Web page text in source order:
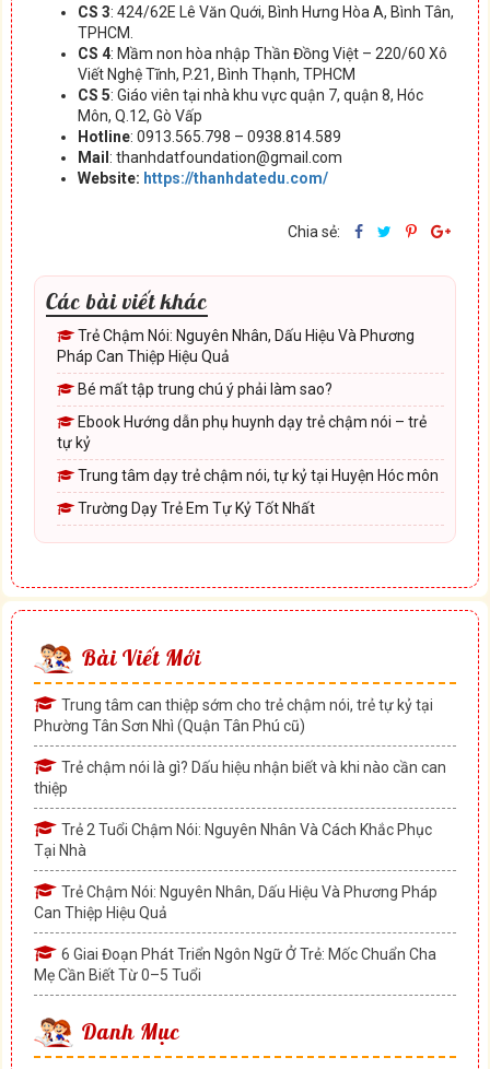
Bài Viết Mới
Trung tâm can thiệp sớm cho trẻ chậm nói, trẻ tự kỷ tại
Phường Tân Sơn Nhì (Quận Tân Phú cũ)
Trẻ chậm nói là gì? Dấu hiệu nhận biết và khi nào cần can
thiệp
Trẻ 2 Tuổi Chậm Nói: Nguyên Nhân Và Cách Khắc Phục
Tại Nhà
Trẻ Chậm Nói: Nguyên Nhân, Dấu Hiệu Và Phương Pháp
Can Thiệp Hiệu Quả
6 Giai Đoạn Phát Triển Ngôn Ngữ Ở Trẻ: Mốc Chuẩn Cha
Mẹ Cần Biết Từ 0–5 Tuổi
Danh Mục
CS 3: 424/62E Lê Văn Quới, Bình Hưng Hòa A, Bình Tân,
TPHCM.
CS 4: Mầm non hòa nhập Thần Đồng Việt – 220/60 Xô
Viết Nghệ Tĩnh, P.21, Bình Thạnh, TPHCM
CS 5: Giáo viên tại nhà khu vực quận 7, quận 8, Hóc
Môn, Q.12, Gò Vấp
Hotline: 0913.565.798 – 0938.814.589
Mail : thanhdatfoundation@gmail.com
Website: https://thanhdatedu.com/
Chia sẻ:
Các bài viết khác
Trẻ Chậm Nói: Nguyên Nhân, Dấu Hiệu Và Phương
Pháp Can Thiệp Hiệu Quả
Bé mất tập trung chú ý phải làm sao?
Ebook Hướng dẫn phụ huynh dạy trẻ chậm nói – trẻ
tự kỷ
Trung tâm dạy trẻ chậm nói, tự kỷ tại Huyện Hóc môn
Trường Dạy Trẻ Em Tự Kỷ Tốt Nhất